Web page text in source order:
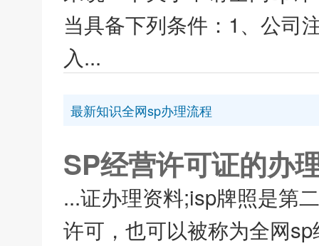
当具备下列条件：1、公司
入...
最新知识全网sp办理流程
SP经营许可证的办
...证办理资料;isp牌照是第
许可，也可以被称为全网